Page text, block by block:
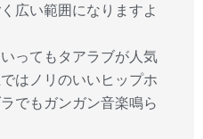
広い範囲になりますよ
ってもタアラブが人気
はノリのいいヒップホ
でもガンガン音楽鳴ら